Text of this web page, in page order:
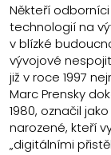
Někteří
technologií na
v blízké
vývojové
již v roce 1997
Marc Prensky
1980, označil
narozené, kteří
„digitálními